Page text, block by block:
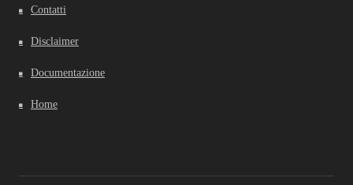
Contatti
Disclaimer
Documentazione
Home